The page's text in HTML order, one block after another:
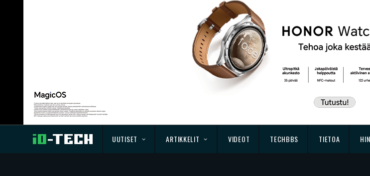
UUTISET ARTIKKELIT VIDEOT TECHBBS TIETOA